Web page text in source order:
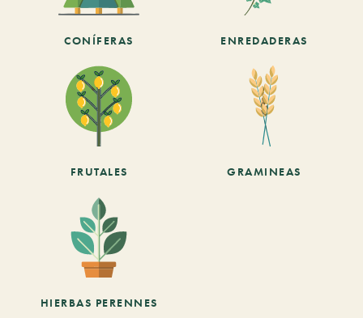
CONÍFERAS ENREDADERAS
FRUTALES GRAMINEAS
HIERBAS PERENNES